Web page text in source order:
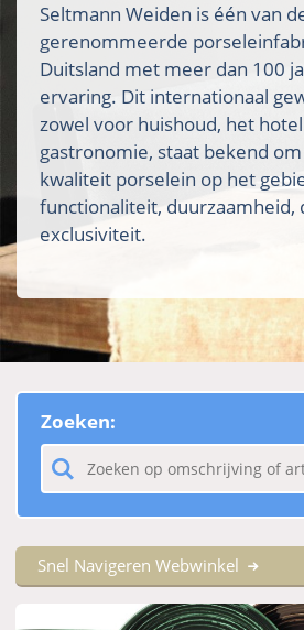
Seltmann Weiden is één van
gerenommeerde
Duitsland met meer dan 100
ervaring. Dit internationaal
zowel voor huishoud, het
gastronomie, staat bekend
kwaliteit porselein op het
functionaliteit, duurzaamheid,
exclusiviteit.
Zoeken:
Snel Navigeren Webwinkel